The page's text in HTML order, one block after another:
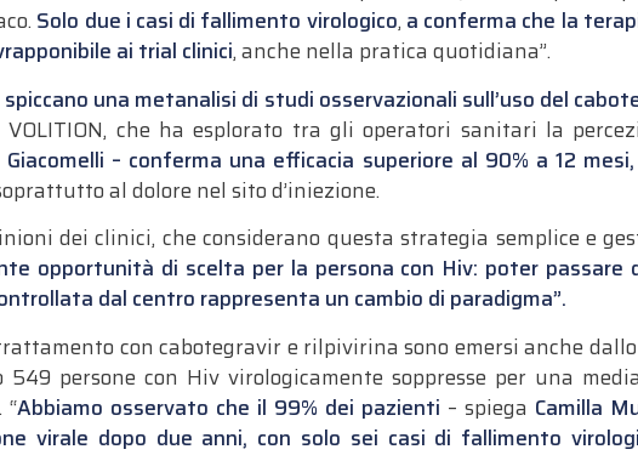
Solo due i casi di fallimento virologico, a conferma che la
ai trial clinici, anche nella pratica quotidiana”.
una metanalisi di studi osservazionali sull’uso del
che ha esplorato tra gli operatori sanitari la
– conferma una efficacia superiore al 90% a 12
al dolore nel sito d’iniezione.
dei clinici, che considerano questa strategia semplice e
opportunità di scelta per la persona con Hiv: poter
dal centro rappresenta un cambio di paradigma”.
con cabotegravir e rilpivirina sono emersi anche dallo
persone con Hiv virologicamente soppresse per una
Abbiamo osservato che il 99% dei pazienti – spiega Camilla
virale dopo due anni, con solo sei casi di fallimento